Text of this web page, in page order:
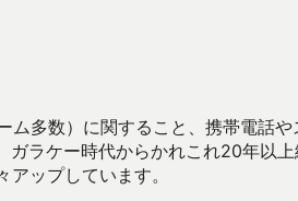
多数）に関すること、携帯電
ガラケー時代からかれこれ20年
ップしています。